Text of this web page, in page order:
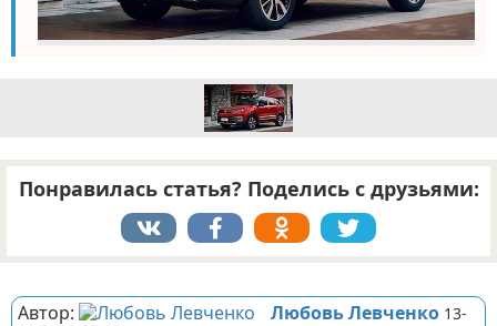
Понравилась статья? Поделись с друзьями:
Автор: Любовь Левченко 13-